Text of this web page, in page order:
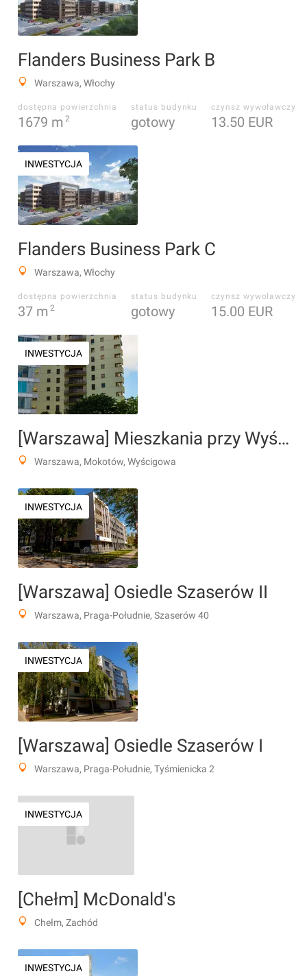
Flanders Business Park B
Warszawa, Włochy
dostępna powierzchnia
1679 m 2
status budynku
gotowy
czynsz wywoławczy
13.50 EUR
INWESTYCJA
Flanders Business Park C
Warszawa, Włochy
dostępna powierzchnia
37 m 2
status budynku
gotowy
czynsz wywoławczy
15.00 EUR
INWESTYCJA
[Warszawa] Mieszkania przy Wyścigach
Warszawa, Mokotów, Wyścigowa
INWESTYCJA
[Warszawa] Osiedle Szaserów II
Warszawa, Praga-Południe, Szaserów 40
INWESTYCJA
[Warszawa] Osiedle Szaserów I
Warszawa, Praga-Południe, Tyśmienicka 2
INWESTYCJA
[Chełm] McDonald's
Chełm, Zachód
INWESTYCJA